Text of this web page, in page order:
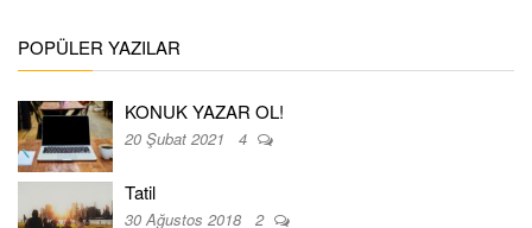
POPÜLER YAZILAR
KONUK YAZAR OL!
20 Şubat 2021 4
Tatil
30 Ağustos 2018 2